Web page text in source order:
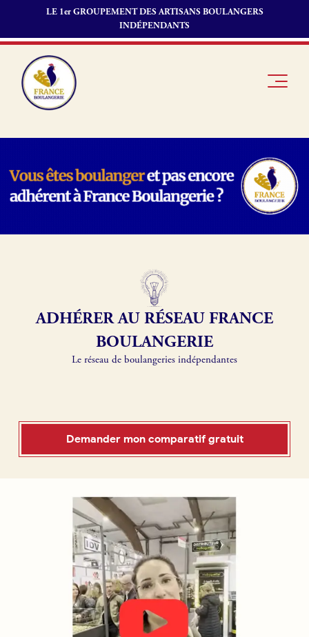
LE 1er GROUPEMENT DES ARTISANS BOULANGERS
INDÉPENDANTS
Je suis
boulanger
France
Boulangerie
Je référence
Offres
d’emploi
Actualités
Je suis
fournisseur
ADHÉRER AU RÉSEAU FRANCE
BOULANGERIE
Le réseau de boulangeries indépendantes
Demander mon comparatif gratuit